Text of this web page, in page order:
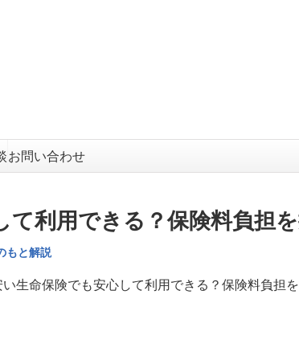
お問い合わせ
て利用できる？保険料負担
もと解説